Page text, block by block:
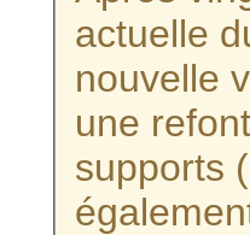
actuelle
nouvelle
une
supports